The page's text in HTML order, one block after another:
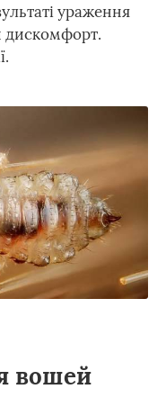
ураження
дискомфорт.
вошей